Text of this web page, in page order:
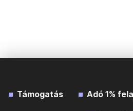
Támogatás Adó 1%